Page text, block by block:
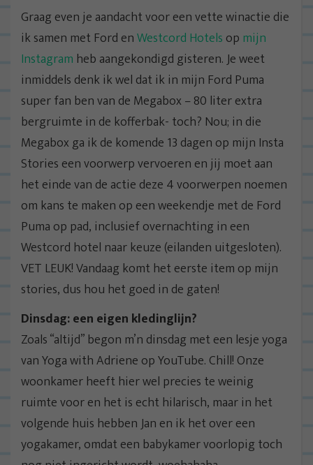
Graag even je aandacht voor een vette winactie die
ik samen met Ford enWestcord Hotels op mijn
Instagram heb aangekondigd gisteren. Je weet
inmiddels denk ik wel dat ik in mijn Ford Puma
super fan ben van de Megabox – 80 liter extra
bergruimte in de kofferbak- toch? Nou; in die
Megabox ga ik de komende 13 dagen op mijn Insta
Stories een voorwerp vervoeren en jij moet aan
het einde van de actie deze 4 voorwerpen noemen
om kans te maken op een weekendje met de Ford
Puma op pad, inclusief overnachting in een
Westcord hotel naar keuze (eilanden uitgesloten).
VET LEUK! Vandaag komt het eerste item op mijn
stories, dus hou het goed in de gaten!
Dinsdag: een eigen kledinglijn?
Zoals “altijd” begon m’n dinsdag met een lesje yoga
van Yoga with Adriene op YouTube. Chill! Onze
woonkamer heeft hier wel precies te weinig
ruimte voor en het is echt hilarisch, maar in het
volgende huis hebben Jan en ik het over een
yogakamer, omdat een babykamer voorlopig toch